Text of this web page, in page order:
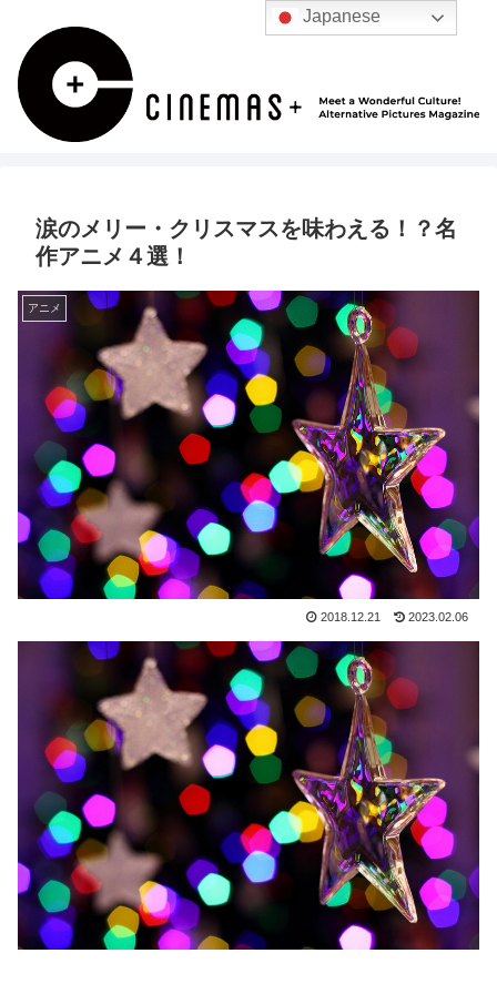
涙のメリー・クリスマスを味わえる！？名
作アニメ４選！
アニメ
2018.12.21 2023.02.06
Japanese